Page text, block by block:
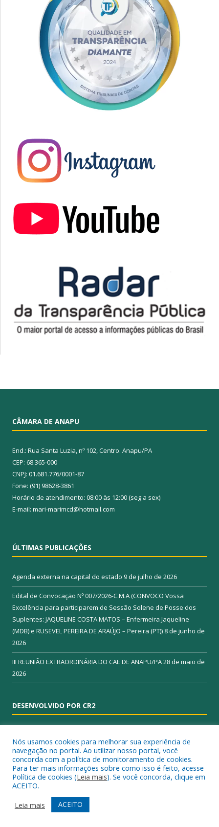
CÂMARA DE ANAPU
End.: Rua Santa Luzia, nº 102, Centro. Anapu/PA
CEP: 68.365-000
CNPJ: 01.681.776/0001-87
Fone: (91) 98628-3861
Horário de atendimento: 08:00 às 12:00 (seg a sex)
E-mail: mari-marimcd@hotmail.com
ÚLTIMAS PUBLICAÇÕES
Agenda externa na capital do estado 9 de julho de 2026
Edital de Convocação Nº 007/2026-C.M.A (CONVOCO Vossa
Excelência para participarem de Sessão Solene de Posse dos
Suplentes: JAQUELINE COSTA MATOS – Enfermeira Jaqueline
(MDB) e RUSEVEL PEREIRA DE ARAÚJO – Pereira (PT)) 8 de junho de
2026
III REUNIÃO EXTRAORDINÁRIA DO CAE DE ANAPU/PA28 de maio de
2026
DESENVOLVIDO POR CR2
criar site
Realizamos umaassessoria
Nós usamos cookies para melhorar sua experiência de
navegação no portal. Ao utilizar nosso portal, você
concorda com a política de monitoramento de cookies.
Para ter mais informações sobre como isso é feito, acesse
Política de cookies (Leia mais). Se você concorda, clique em
ACEITO.
Leia mais
ACEITO